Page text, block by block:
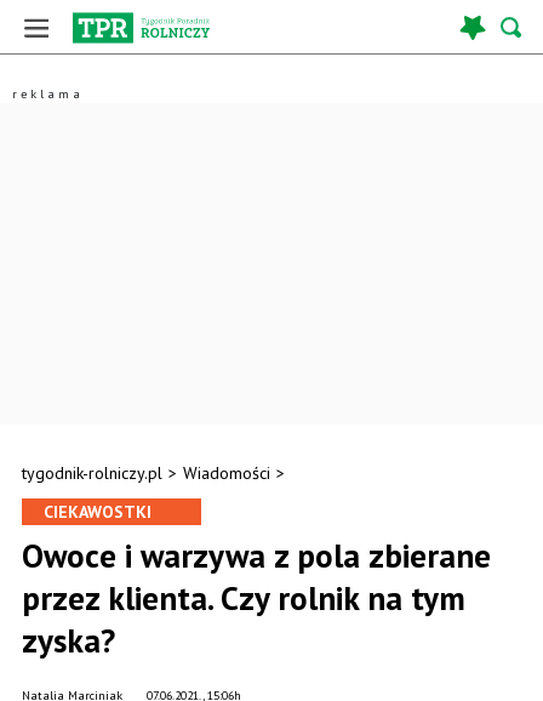
tygodnik-rolniczy.pl > Wiadomości >
CIEKAWOSTKI
Owoce i warzywa z pola zbierane
przez klienta. Czy rolnik na tym
zyska?
07.06.2021., 15:06h
Natalia Marciniak